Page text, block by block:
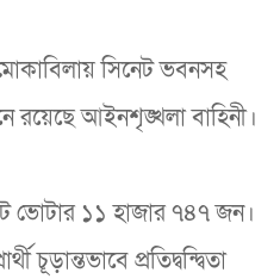
সিনেট ভবনসহ
রয়েছে আইনশৃঙ্খলা বাহিনী।
ভোটার ১১ হাজার ৭৪৭ জন।
চূড়ান্তভাবে প্রতিদ্বন্দ্বিতা